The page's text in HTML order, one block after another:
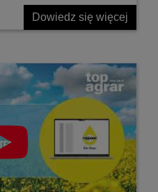
Dowiedz się więcej